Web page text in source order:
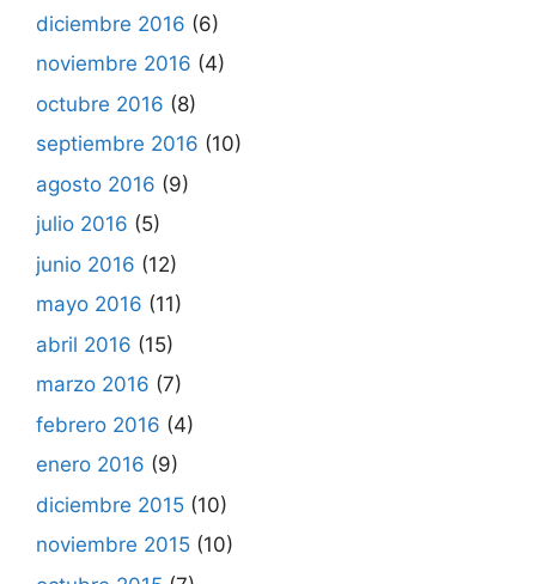
diciembre 2016 (6)
noviembre 2016 (4)
octubre 2016 (8)
septiembre 2016 (10)
agosto 2016 (9)
julio 2016 (5)
junio 2016 (12)
mayo 2016 (11)
abril 2016 (15)
marzo 2016 (7)
febrero 2016 (4)
enero 2016 (9)
diciembre 2015 (10)
noviembre 2015 (10)